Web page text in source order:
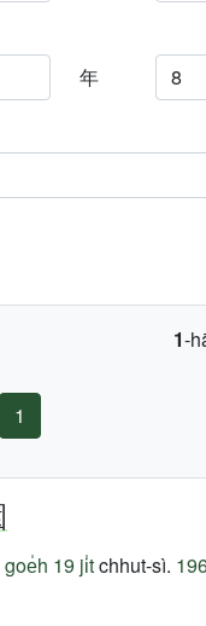
年
1-
1
goe̍h 19 ji̍tchhut-sì.